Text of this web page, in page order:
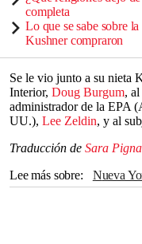
completa
Lo que se sabe sobre
Kushner compraron
Se le vio junto a su nieta
Interior, Doug Burgum,
administrador de la EPA
UU.), Lee Zeldin, y al
Traducción de Sara
Lee más sobre
Nueva